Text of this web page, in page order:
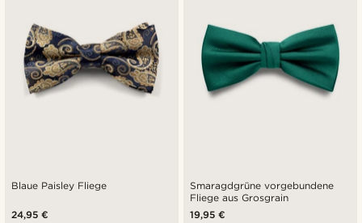
Blaue Paisley Fliege
24,95 €
Smaragdgrüne vorgebundene
Fliege aus Grosgrain
19,95 €